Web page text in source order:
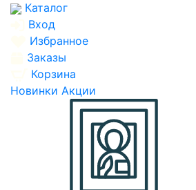
Каталог
Вход
Избранное
Заказы
Корзина
Новинки Акции